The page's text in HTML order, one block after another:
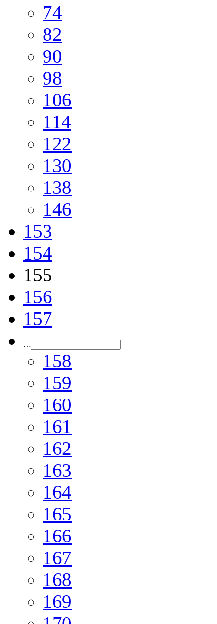
74
82
90
98
106
114
122
130
138
146
153
154
155
156
157
…
158
159
160
161
162
163
164
165
166
167
168
169